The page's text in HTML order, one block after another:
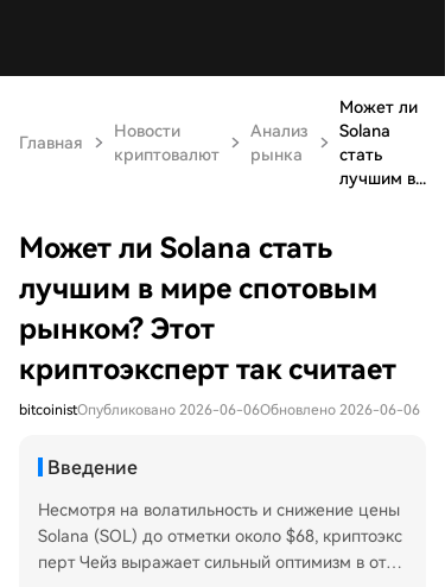
Главная
Новости
криптовалют
Анализ
рынка
Может ли
Solana
стать
лучшим в...
Может ли Solana стать
лучшим в мире спотовым
рынком? Этот
криптоэксперт так считает
bitcoinistОпубликовано 2026-06-06Обновлено 2026-06-06
Введение
Несмотря на волатильность и снижение цены
Solana (SOL) до отметки около $68, криптоэкс
перт Чейз выражает сильный оптимизм в отно